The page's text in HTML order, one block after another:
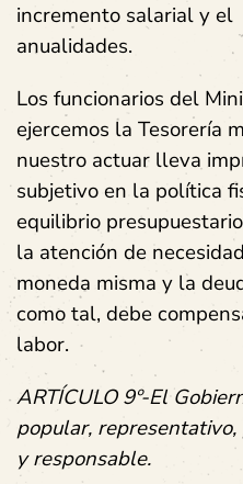
incremento salarial y
anualidades.
Los funcionarios del
ejercemos la Tesorería
nuestro actuar lleva
subjetivo en la política
equilibrio
la atención de
moneda misma y la
como tal, debe
labor.
ARTÍCULO 9º-El
popular,
y responsable.